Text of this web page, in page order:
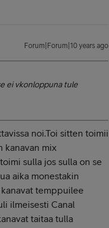
Forum|Forum|10 years ago
ei vkonloppuna tule
noi.Toi sitten toimii
kanavan mix
sulla jos sulla on se
aika monestakin
temppuilee
ilmeisesti Canal
taitaa tulla